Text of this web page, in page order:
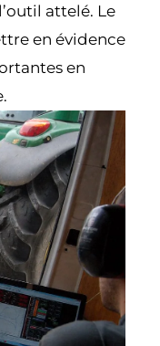
attelé. Le
en évidence
en